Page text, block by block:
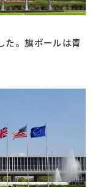
た。旗ポールは青